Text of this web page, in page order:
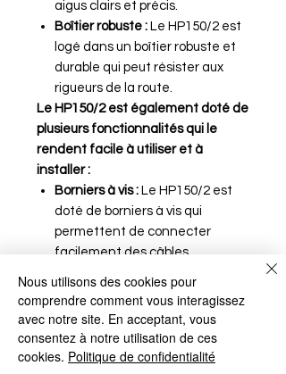
aigus clairs et précis.
Boîtier robuste : Le HP150/2 est
logé dans un boîtier robuste et
durable qui peut résister aux
rigueurs de la route.
Le HP150/2 est également doté de
plusieurs fonctionnalités qui le
rendent facile à utiliser et à
installer :
Borniers à vis : Le HP150/2 est
doté de borniers à vis qui
permettent de connecter
facilement des câbles
Aucun avis pour le moment
Nous utilisons des cookies pour
comprendre comment vous interagissez
avec notre site. En acceptant, vous
consentez à notre utilisation de ces
cookies. Politique de confidentialité